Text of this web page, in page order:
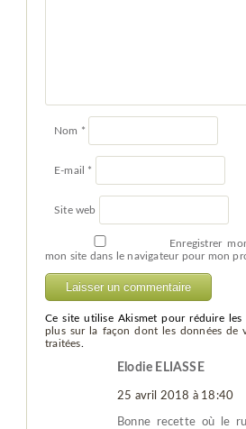
Nom *
E-mail *
Site web
Enregistrer
mon site dans le navigateur pour mon
Ce site utilise Akismet pour réduire les
plus sur la façon dont les données de
traitées.
Elodie ELIASSE
25 avril 2018 à 18:40
Bonne recette où le